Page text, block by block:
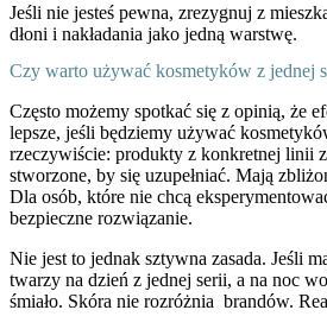
Jeśli nie jesteś pewna, zrezygnuj z
dłoni i nakładania jako jedną warstwę.
Czy warto używać kosmetyków z jednej
Często możemy spotkać się z opinią, że
lepsze, jeśli będziemy używać
rzeczywiście: produkty z konkretnej linii
stworzone, by się uzupełniać. Mają
Dla osób, które nie chcą
bezpieczne rozwiązanie.
Nie jest to jednak sztywna zasada. Jeśli
twarzy na dzień z jednej serii, a na noc
śmiało. Skóra nie rozróżnia brandów.